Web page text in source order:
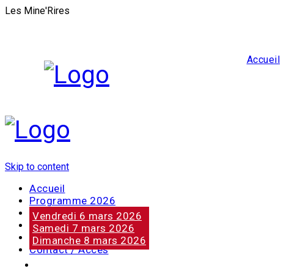
Les Mine'Rires
Accueil
Skip to content
Accueil
Programme 2026
Vendredi 6 mars 2026
Samedi 7 mars 2026
Dimanche 8 mars 2026
Notre marraine
Nos partenaires
Photos
Contact / Accès